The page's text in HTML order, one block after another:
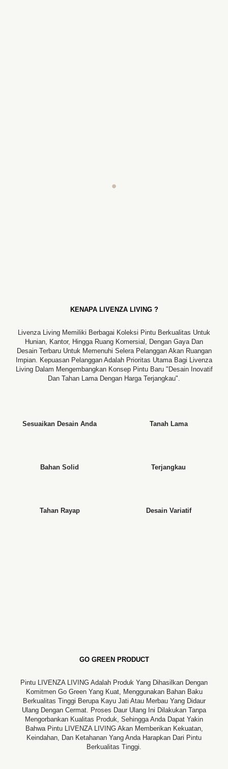
KENAPA LIVENZA LIVING ?
Livenza Living Memiliki Berbagai Koleksi Pintu Berkualitas Untuk
Hunian, Kantor, Hingga Ruang Komersial, Dengan Gaya Dan
Desain Terbaru Untuk Memenuhi Selera Pelanggan Akan Ruangan
Impian. Kepuasan Pelanggan Adalah Prioritas Utama Bagi Livenza
Living Dalam Mengembangkan Konsep Pintu Baru "desain Inovatif
Dan Tahan Lama Dengan Harga Terjangkau".
Sesuaikan Desain Anda Tanah Lama
Bahan Solid Terjangkau
Tahan Rayap Desain Variatif
GO GREEN PRODUCT
Pintu LIVENZA LIVING Adalah Produk Yang Dihasilkan Dengan
Komitmen Go Green Yang Kuat, Menggunakan Bahan Baku
Berkualitas Tinggi Berupa Kayu Jati Atau Merbau Yang Didaur
Ulang Dengan Cermat. Proses Daur Ulang Ini Dilakukan Tanpa
Mengorbankan Kualitas Produk, Sehingga Anda Dapat Yakin
Bahwa Pintu LIVENZA LIVING Akan Memberikan Kekuatan,
Keindahan, Dan Ketahanan Yang Anda Harapkan Dari Pintu
Berkualitas Tinggi.